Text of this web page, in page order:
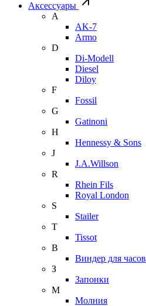
Аксессуары
A
AK-7
Armo
D
Di-Modell
Diesel
Diloy
F
Fossil
G
Gatinoni
H
Hennessy & Sons
J
J.A.Willson
R
Rhein Fils
Royal London
S
Stailer
T
Tissot
В
Виндер для часов
З
Запонки
М
Молния